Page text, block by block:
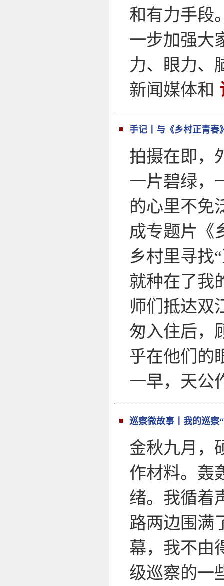
和有力手段
一步加强大
力、眼力、
新闻媒体和
手记丨与《乡村正青春
拍摄在即，
一片碧绿，
的心里不免
成专题片《
乡村里寻找
就种在了我
师们抵达双
匆入住后，
乎在他们的
一早，天公
巡察微故事丨我的巡察
金秋九月，
作材料。轰
绪。我循着
路两边围满
幕，我不由
级巡察的一